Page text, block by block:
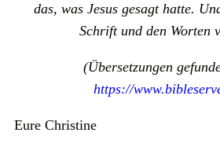
das, was Jesus gesagt hatte.
Schrift und den Worten
(Übersetzungen
https://
Eure Christine